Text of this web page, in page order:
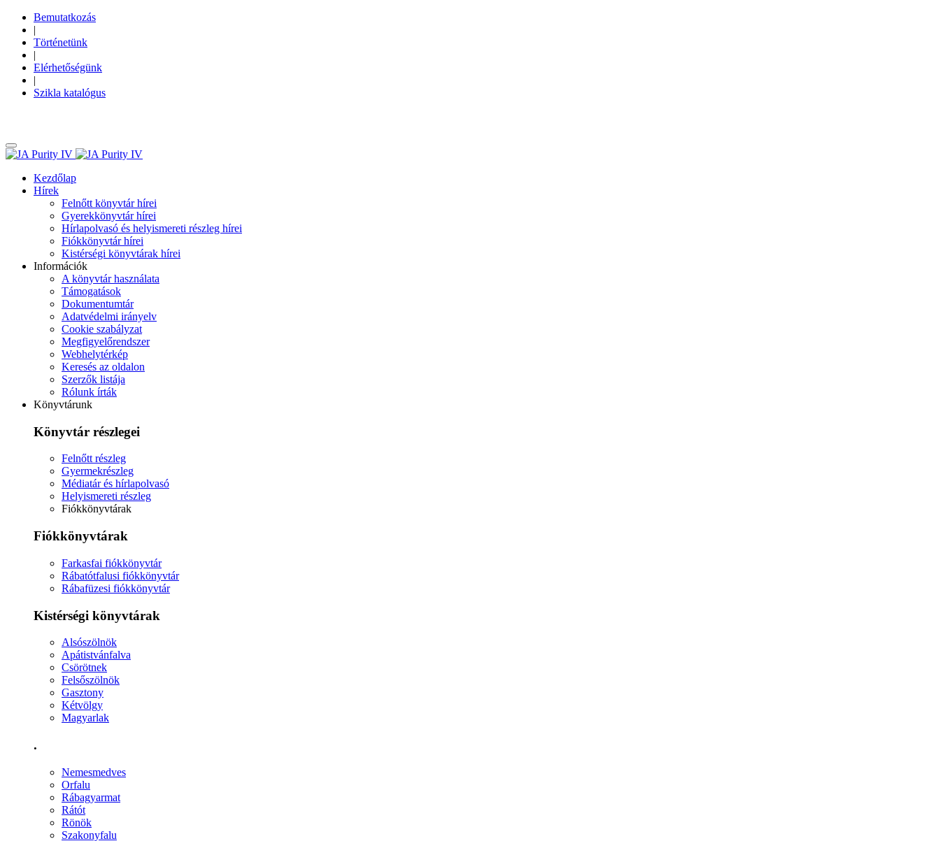
Bemutatkozás
|
Történetünk
|
Elérhetőségünk
|
Szikla katalógus
Kezdőlap
Hírek
Felnőtt könyvtár hírei
Gyerekkönyvtár hírei
Hírlapolvasó és helyismereti részleg hírei
Fiókkönyvtár hírei
Kistérségi könyvtárak hírei
Információk
A könyvtár használata
Támogatások
Dokumentumtár
Adatvédelmi irányelv
Cookie szabályzat
Megfigyelőrendszer
Webhelytérkép
Keresés az oldalon
Szerzők listája
Rólunk írták
Könyvtárunk
Könyvtár részlegei
Felnőtt részleg
Gyermekrészleg
Médiatár és hírlapolvasó
Helyismereti részleg
Fiókkönyvtárak
Fiókkönyvtárak
Farkasfai fiókkönyvtár
Rábatótfalusi fiókkönyvtár
Rábafüzesi fiókkönyvtár
Kistérségi könyvtárak
Alsószölnök
Apátistvánfalva
Csörötnek
Felsőszölnök
Gasztony
Kétvölgy
Magyarlak
.
Nemesmedves
Orfalu
Rábagyarmat
Rátót
Rönök
Szakonyfalu